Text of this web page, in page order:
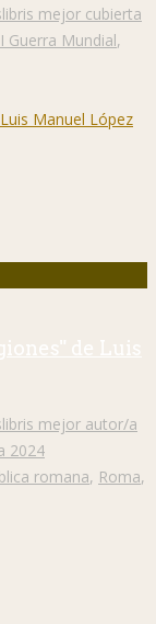
mejor cubierta
Guerra Mundial,
de Luis
mejor autor/a
2024
romana, Roma,